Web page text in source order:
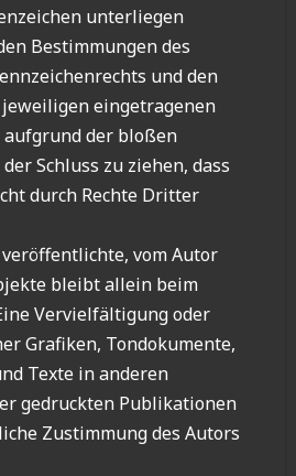
unterliegen
Bestimmungen des
und den
eingetragenen
aufgrund der bloßen
Schluss zu ziehen, dass
durch Rechte Dritter
vom Autor
bleibt allein beim
Vervielfältigung oder
Grafiken, Tondokumente,
Texte in anderen
gedruckten Publikationen
Zustimmung des Autors